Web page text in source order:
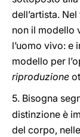
dell’artista.
non il modello
l’uomo vivo: e
modello per
riproduzione
5. Bisogna
distinzione è
del corpo,